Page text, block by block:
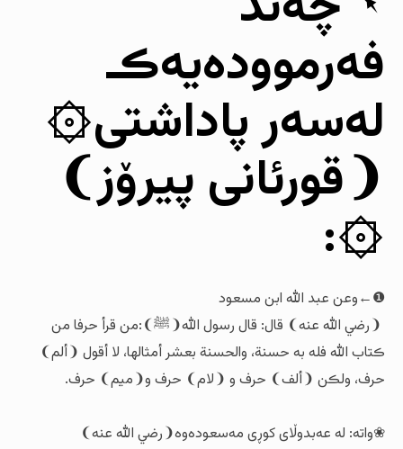
فەرموودەیەڪـ
لەسەر پاداشتی۞
❨قورئانی پیرۆز❩
۞:
❶←وعن عبد الله ابن مسعود
❨رضي الله عنه❩ قال: قال رسول الله❨ﷺ❩:من قرأ حرفا من
ڪتاب الله فلە بە حسنة، والحسنة بعشر أمثالها، لا أقول ❨ألم❩
حرف، ولڪن ❨ألف❩ حرف و ❨لام❩ حرف و❨ميم❩ حرف.
❀واتە: لە عەبدوڵای کوڕی مەسعودەوە❨رضي الله عنه❩